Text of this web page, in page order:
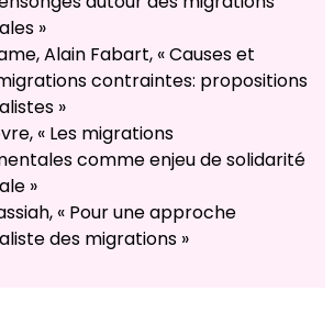
»
Alain Fabart, « Causes et
contraintes: propositions
»
« Les migrations
comme enjeu de solidarité
»
« Pour une approche
des migrations »